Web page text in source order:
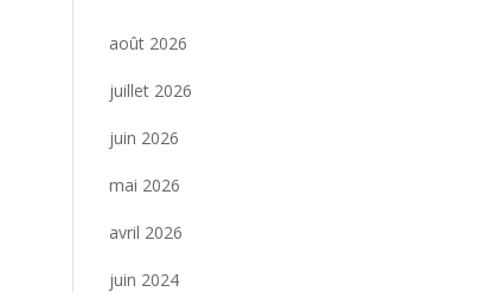
août 2026
juillet 2026
juin 2026
mai 2026
avril 2026
juin 2024